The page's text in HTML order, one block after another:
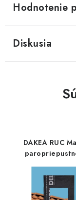
Hodnotenie
Diskusia
DAKEA RUC